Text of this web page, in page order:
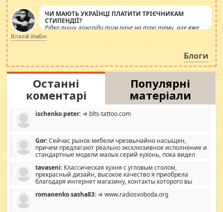
ЧИ МАЮТЬ УКРАЇНЦІ ПЛАТИТИ ТРІЄЧНИКАМ
СТИПЕНДІЇ?
Рідко пишу лонгріди тим паче на такі теми, але вже
просто дістало! Обурюють сьогоднішні інсенуації
навколо стипендіального питання. Штучно
роздувається ще одна соціальна катастрофа.
Віталій Улибін
Блоги
Останні
коментарі
Популярні
матеріали
ischenko peter: ⇒ blts-tattoo.com
Gor:Сейчас рынок мебели чрезвычайно насыщен,
причем предлагают реально эксклюзивное исполнение и
стандартные модели малых серий кухонь, пока видел
стандартные формы, в MebelOk, креативненько и что главное -
со вкусом все в порядке, без ненужных наворотов удорожающих
мебель, а это не последний фактор.
tavaseni: Классическая кухня с угловым столом,
прекрасный дизайн, высокое качество я приобрела
благодаря интернет магазину, контакты которого вы
romanenko sasha83: ⇒ www.radiosvoboda.org